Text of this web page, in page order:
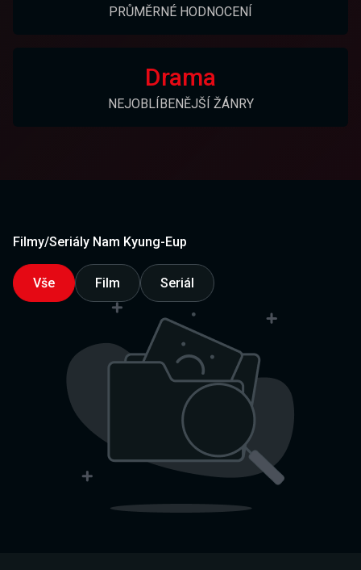
PRŮMĚRNÉ HODNOCENÍ
Drama
NEJOBLÍBENĚJŠÍ ŽÁNRY
Filmy/Seriály Nam Kyung-Eup
Vše Film Seriál